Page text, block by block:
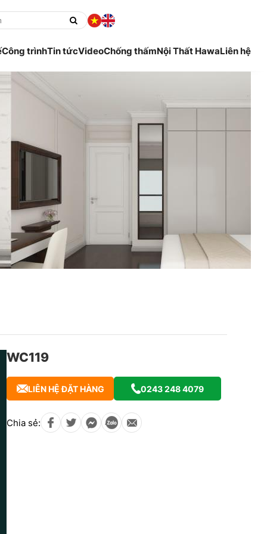
Công trìnhTin tứcVideoChống thấmNội Thất HawaLiên hệ
WC119
LIÊN HỆ ĐẶT HÀNG 0243 248 4079
Chia sẻ: